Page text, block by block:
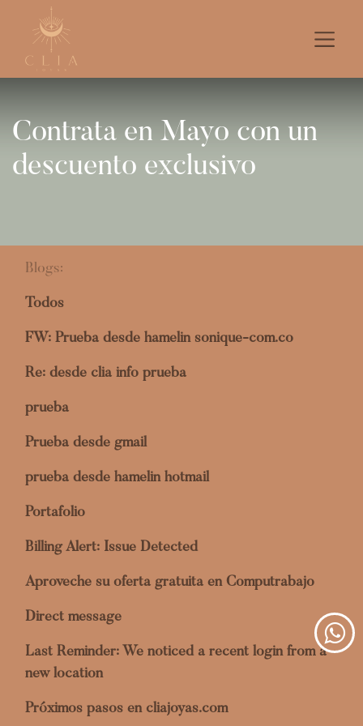
Contrata en Mayo con un
descuento exclusivo
Blogs:
Todos
FW: Prueba desde hamelin sonique-com.co
Re: desde clia info prueba
prueba
Prueba desde gmail
prueba desde hamelin hotmail
Portafolio
Billing Alert: Issue Detected
Aproveche su oferta gratuita en Computrabajo
Direct message
Last Reminder: We noticed a recent login from a
new location
Próximos pasos en cliajoyas.com